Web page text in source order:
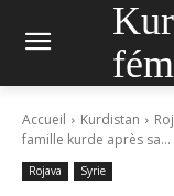
Accueil Kurdistan
famille kurde après sa...
Rojava Syrie